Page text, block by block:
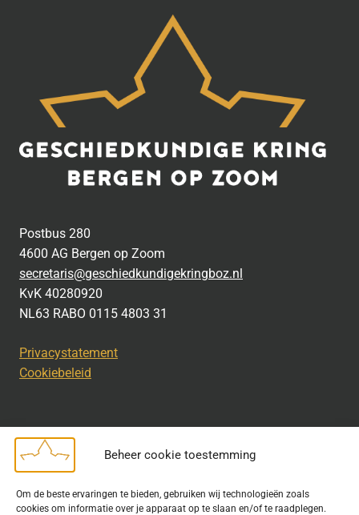
Beheer cookie toestemming
Om de beste ervaringen te bieden, gebruiken wij technologieën zoals
cookies om informatie over je apparaat op te slaan en/of te raadplegen.
Postbus 280
4600 AG Bergen op Zoom
secretaris@geschiedkundigekringboz.nl
KvK 40280920
NL63 RABO 0115 4803 31
Privacystatement
Cookiebeleid
Bij het uitdragen van de doelstelling van de Geschiedkundige